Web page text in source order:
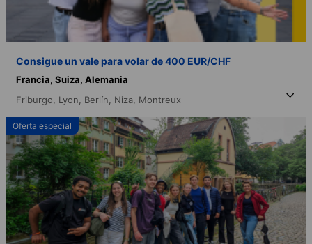
Consigue un vale para volar de 400 EUR/CHF
Francia, Suiza, Alemania
Friburgo, Lyon, Berlín, Niza, Montreux
Oferta especial